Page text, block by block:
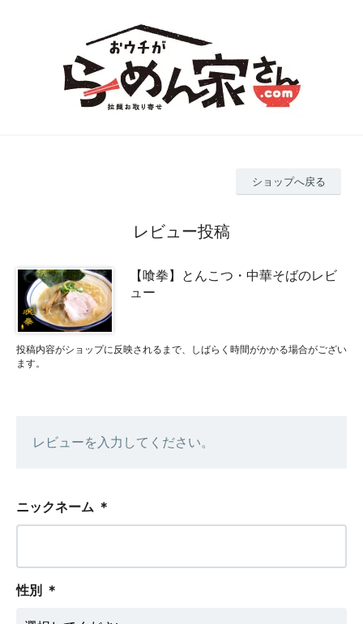
ショップへ戻る
レビュー投稿
【喰拳】とんこつ・中華そばのレビ
ュー
投稿内容がショップに反映されるまで、しばらく時間がかかる場合がござい
ます。
レビューを入力してください。
ニックネーム ＊
性別 ＊